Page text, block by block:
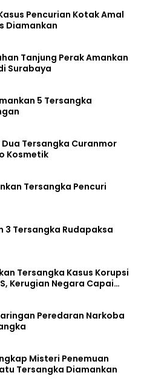
Pencurian Kotak Amal
Diamankan
Tanjung Perak Amankan
Surabaya
5 Tersangka
Tersangka Curanmor
Kosmetik
Tersangka Pencuri
3 Tersangka Rudapaksa
Tersangka Kasus Korupsi
Kerugian Negara Capai
Peredaran Narkoba
Misteri Penemuan
Tersangka Diamankan